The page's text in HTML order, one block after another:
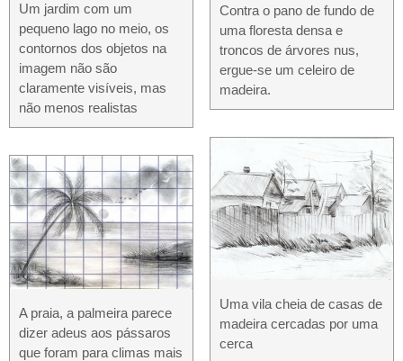
Um jardim com um
pequeno lago no meio, os
contornos dos objetos na
imagem não são
claramente visíveis, mas
não menos realistas
A praia, a palmeira parece
dizer adeus aos pássaros
que foram para climas mais
Contra o pano de fundo de
uma floresta densa e
troncos de árvores nus,
ergue-se um celeiro de
madeira.
Uma vila cheia de casas de
madeira cercadas por uma
cerca